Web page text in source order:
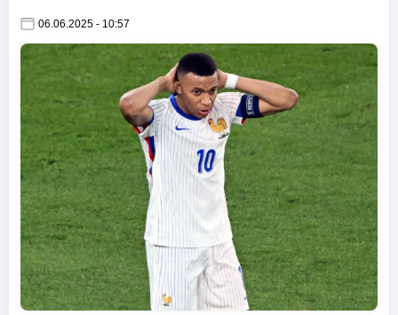
06.06.2025 - 10:57